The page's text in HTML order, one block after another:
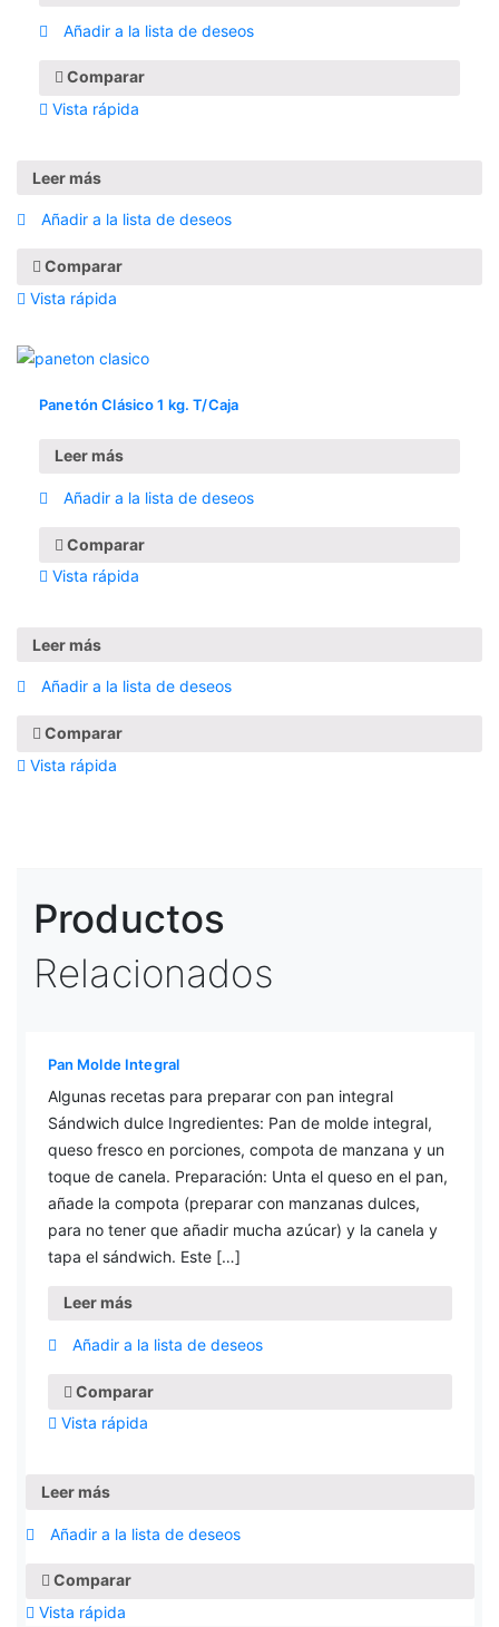
Añadir a la lista de deseos
Comparar
Vista rápida
Leer más
Añadir a la lista de deseos
Comparar
Vista rápida
Panetón Clásico 1 kg. T/Caja
Leer más
Añadir a la lista de deseos
Comparar
Vista rápida
Leer más
Añadir a la lista de deseos
Comparar
Vista rápida
Productos
Relacionados
Pan Molde Integral
Algunas recetas para preparar con pan integral
Sándwich dulce Ingredientes: Pan de molde integral,
queso fresco en porciones, compota de manzana y un
toque de canela. Preparación: Unta el queso en el pan,
añade la compota (preparar con manzanas dulces,
para no tener que añadir mucha azúcar) y la canela y
tapa el sándwich. Este […]
Leer más
Añadir a la lista de deseos
Comparar
Vista rápida
Leer más
Añadir a la lista de deseos
Comparar
Vista rápida